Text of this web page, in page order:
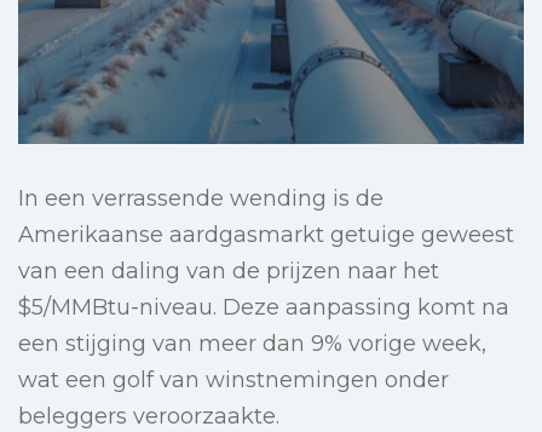
In een verrassende wending is de
Amerikaanse aardgasmarkt getuige geweest
van een daling van de prijzen naar het
$5/MMBtu-niveau. Deze aanpassing komt na
een stijging van meer dan 9% vorige week,
wat een golf van winstnemingen onder
beleggers veroorzaakte.